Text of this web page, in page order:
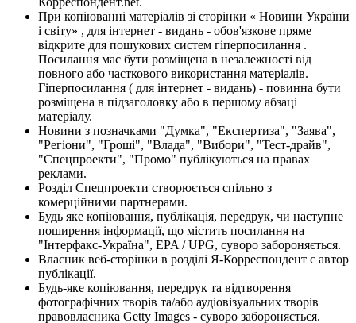
При копіюванні матеріалів зі сторінки « Новини України
і світу» , для інтернет - видань - обов'язкове пряме
відкрите для пошукових систем гіперпосилання .
Посилання має бути розміщена в незалежності від
повного або часткового використання матеріалів.
Гіперпосилання ( для інтернет - видань) - повинна бути
розміщена в підзаголовку або в першому абзаці
матеріалу.
Новини з позначками "Думка", "Експертиза", "Заява",
"Регіони", "Гроші", "Влада", "Вибори", "Тест-драйв",
"Спецпроекти", "Промо" публікуються на правах
реклами.
Розділ Спецпроекти створюється спільно з
комерційними партнерами.
Будь яке копіювання, публікація, передрук, чи наступне
поширення інформації, що містить посилання на
"Інтерфакс-Україна", EPA / UPG, суворо забороняється.
Власник веб-сторінки в розділі Я-Корреспондент є автор
публікації.
Будь-яке копіювання, передрук та відтворення
фотографічних творів та/або аудіовізуальних творів
правовласника Getty Images - суворо забороняється.